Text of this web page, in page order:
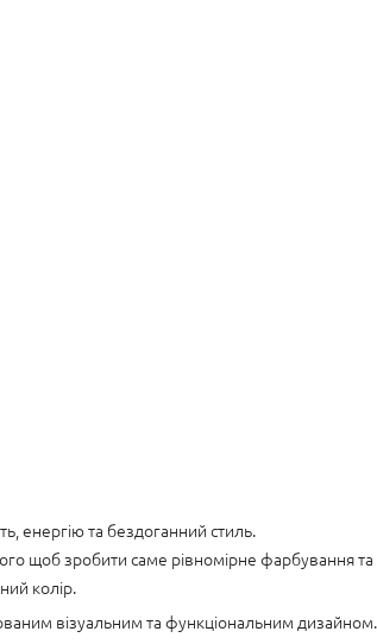
енергію та бездоганний стиль.
щоб зробити саме рівномірне фарбування
колір.
візуальним та функціональним дизайном.